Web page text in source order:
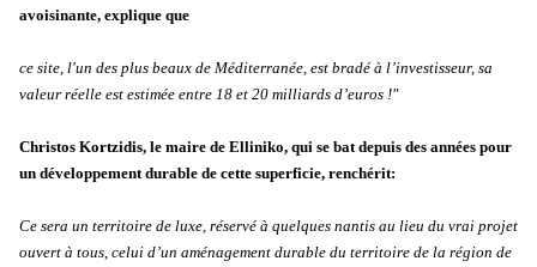
avoisinante, explique que
ce site, l'un des plus beaux de Méditerranée, est bradé à l’investisseur, sa
valeur réelle est estimée entre 18 et 20 milliards d’euros !"
Christos Kortzidis, le maire de Elliniko, qui se bat depuis des années pour
un développement durable de cette superficie, renchérit:
Ce sera un territoire de luxe, réservé à quelques nantis au lieu du vrai projet
ouvert à tous, celui d’un aménagement durable du territoire de la région de